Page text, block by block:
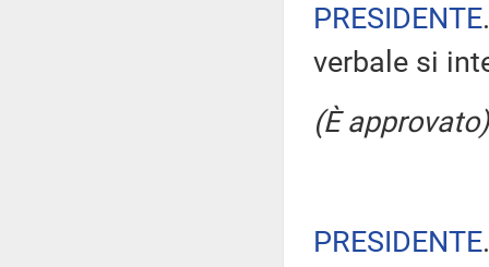
PRESIDENTE
verbale si
(È approvato)
PRESIDENTE